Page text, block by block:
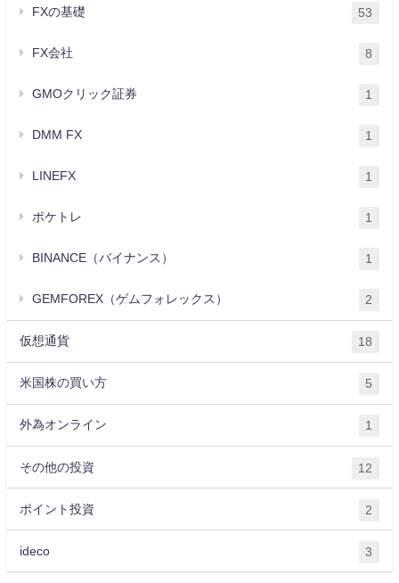
FXの基礎 53
FX会社 8
GMOクリック証券 1
DMM FX 1
LINEFX 1
ポケトレ 1
BINANCE（バイナンス） 1
GEMFOREX（ゲムフォレックス） 2
仮想通貨 18
米国株の買い方 5
外為オンライン 1
その他の投資 12
ポイント投資 2
ideco 3